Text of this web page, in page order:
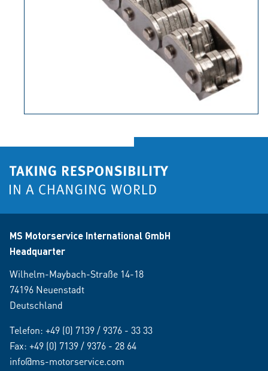
MS Motorservice International GmbH
Headquarter
Wilhelm-Maybach-Straße 14-18
74196 Neuenstadt
Deutschland
Telefon: +49 (0) 7139 / 9376 - 33 33
Fax: +49 (0) 7139 / 9376 - 28 64
info@ms-motorservice.com